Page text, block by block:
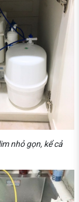
nhỏ gọn, kể cả